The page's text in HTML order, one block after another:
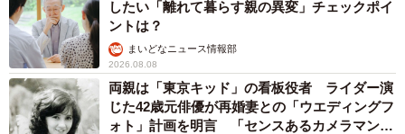
したい「離れて暮らす親の異変」チェックポイ
ントは？
まいどなニュース情報部
2026.08.08
両親は「東京キッド」の看板役者 ライダー演
じた42歳元俳優が再婚妻との「ウエディングフ
ォト」計画を明言 「センスあるカメラマン求